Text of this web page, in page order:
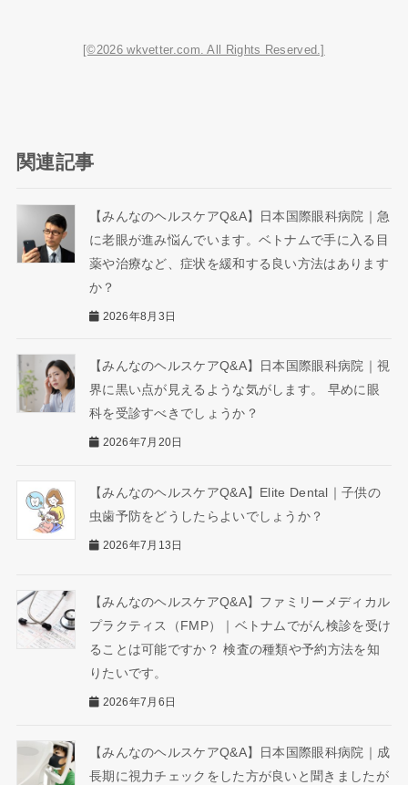
[©2026 wkvetter.com. All Rights Reserved.]
関連記事
【みんなのヘルスケアQ&A】日本国際眼科病院｜急
に老眼が進み悩んでいます。ベトナムで手に入る目
薬や治療など、症状を緩和する良い方法はあります
か？
2026年8月3日
【みんなのヘルスケアQ&A】日本国際眼科病院｜視
界に黒い点が見えるような気がします。 早めに眼
科を受診すべきでしょうか？
2026年7月20日
【みんなのヘルスケアQ&A】Elite Dental｜子供の
虫歯予防をどうしたらよいでしょうか？
2026年7月13日
【みんなのヘルスケアQ&A】ファミリーメディカル
プラクティス（FMP）｜ベトナムでがん検診を受け
ることは可能ですか？ 検査の種類や予約方法を知
りたいです。
2026年7月6日
【みんなのヘルスケアQ&A】日本国際眼科病院｜成
長期に視力チェックをした方が良いと聞きましたが